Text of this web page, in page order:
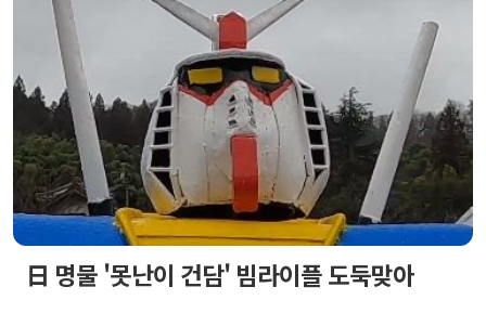
日 명물 '못난이 건담' 빔라이플 도둑맞아